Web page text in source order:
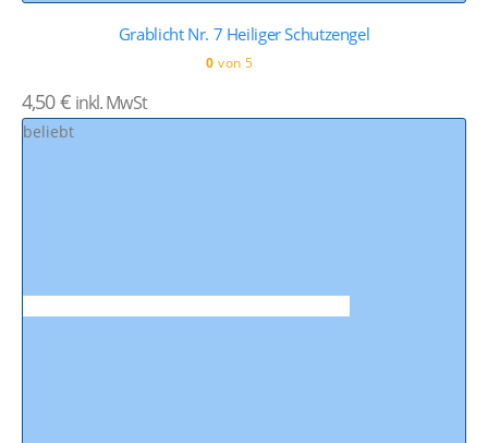
Grablicht Nr. 7 Heiliger Schutzengel
0 von 5
4,50€ inkl. MwSt
beliebt